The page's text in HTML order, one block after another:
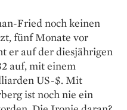
Fried noch keinen
fünf Monate vor
er auf der diesjährigen
auf, mit einem
US-$. Mit
ist noch nie ein